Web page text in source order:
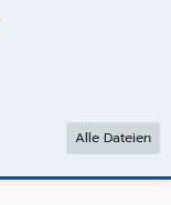
Alle Dateien